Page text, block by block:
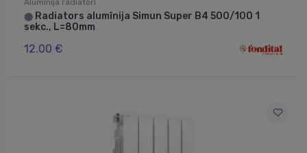
Alumīnija radiatori
⬤ Radiators alumīnija Simun Super B4 500/100 1
sekc., L=80mm
12.00 €